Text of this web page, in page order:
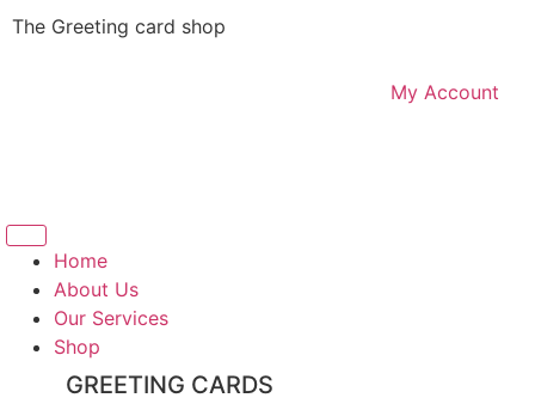
The Greeting card shop
My Account
Home
About Us
Our Services
Shop
GREETING CARDS